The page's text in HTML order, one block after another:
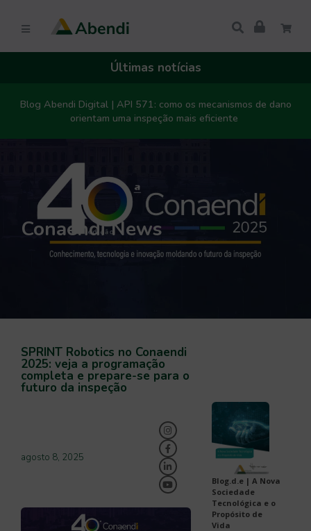
Últimas notícias
Blog Abendi Digital | API 571: como os mecanismos de dano
orientam uma inspeção mais eficiente
Conaendi News
SPRINT Robotics no Conaendi
2025: veja a programação
completa e prepare-se para o
futuro da inspeção
agosto 8, 2025
Blog.d.e | A Nova
Sociedade
Tecnológica e o
Propósito de
Vida